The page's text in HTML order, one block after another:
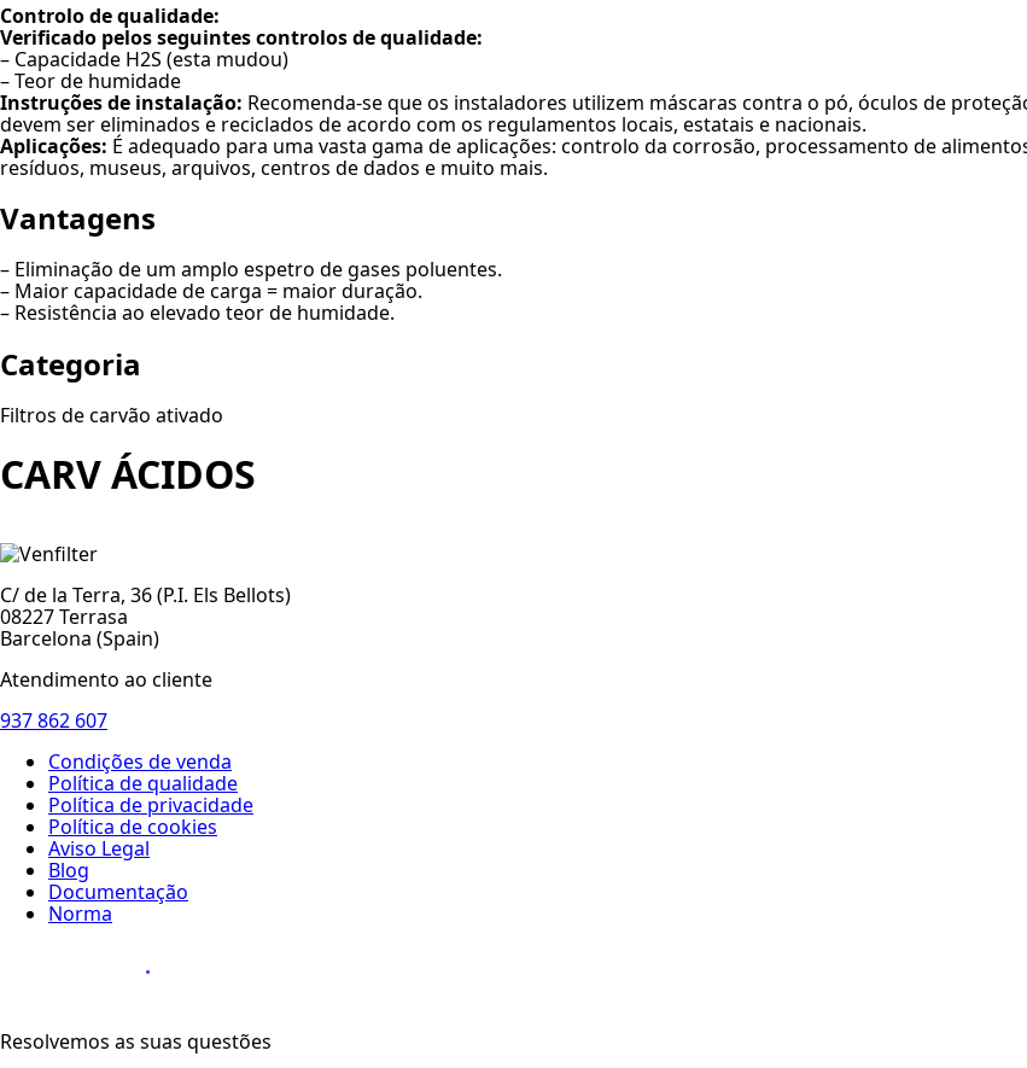
Controlo de qualidade:
Verificado pelos seguintes controlos de qualidade:
– Capacidade H2S (esta mudou)
– Teor de humidade
Instruções de instalação: Recomenda-se que os instaladores utilizem máscaras contra o pó, óculos de
devem ser eliminados e reciclados de acordo com os regulamentos locais, estatais e nacionais.
Aplicações: É adequado para uma vasta gama de aplicações: controlo da corrosão, processamento de
resíduos, museus, arquivos, centros de dados e muito mais.
Vantagens
– Eliminação de um amplo espetro de gases poluentes.
– Maior capacidade de carga = maior duração.
– Resistência ao elevado teor de humidade.
Categoria
Filtros de carvão ativado
CARV ÁCIDOS
C/ de la Terra, 36 (P.I. Els Bellots)
08227 Terrasa
Barcelona (Spain)
Atendimento ao cliente
937 862 607
Condições de venda
Política de qualidade
Política de privacidade
Política de cookies
Aviso Legal
Blog
Documentação
Norma
Resolvemos as suas questões